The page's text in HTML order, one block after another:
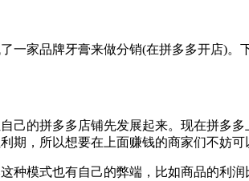
家品牌牙膏来做分销(在拼多多开店)。
的拼多多店铺先发展起来。现在拼多多
，所以想要在上面赚钱的商家们不妨可
模式也有自己的弊端，比如商品的利润